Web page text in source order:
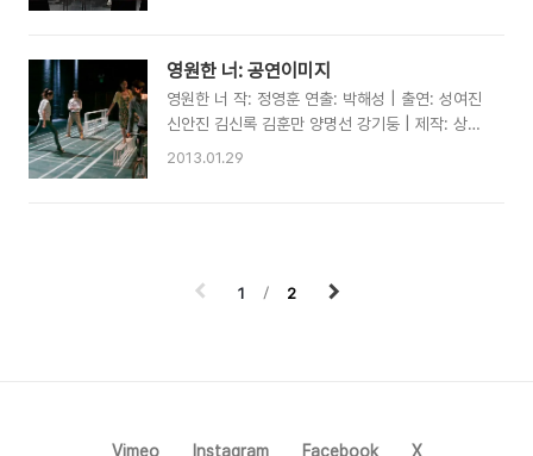
이시은 문의: 070-4412-1526 티켓예매: 인터
파크 공연장소: 아래 약도
영원한 너: 공연이미지
영원한 너 작: 정영훈 연출: 박해성 | 출연: 성여진
신안진 김신록 김훈만 양명선 강기둥 | 제작: 상상
만발극장아르코예술극장 소극장 | 2012년 7월 4
2013.01.29
1 2
Vimeo Instagram Facebook X